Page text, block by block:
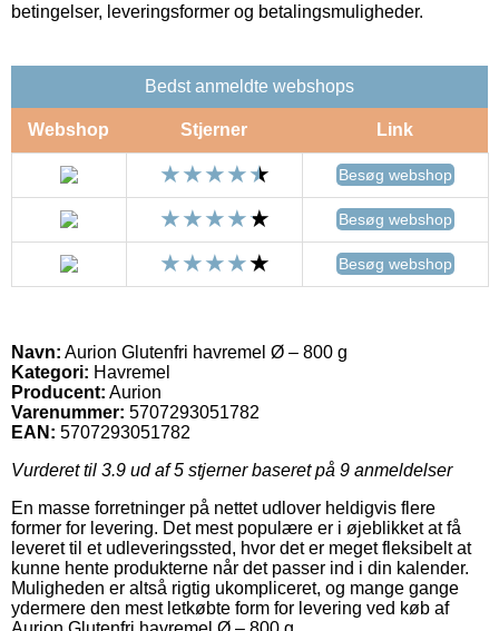
betingelser, leveringsformer og betalingsmuligheder.
Bedst anmeldte webshops
Webshop Stjerner Link
Besøg webshop
Besøg webshop
Besøg webshop
Navn: Aurion Glutenfri havremel Ø – 800 g
Kategori: Havremel
Producent: Aurion
Varenummer: 5707293051782
EAN: 5707293051782
Vurderet til 3.9 ud af 5 stjerner baseret på 9 anmeldelser
En masse forretninger på nettet udlover heldigvis flere
former for levering. Det mest populære er i øjeblikket at få
leveret til et udleveringssted, hvor det er meget fleksibelt at
kunne hente produkterne når det passer ind i din kalender.
Muligheden er altså rigtig ukompliceret, og mange gange
ydermere den mest letkøbte form for levering ved køb af